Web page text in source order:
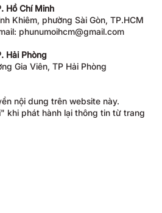
Hồ Chí Minh
Khiêm, phường Sài Gòn, TP.HCM
phunumoihcm@gmail.com
Hải Phòng
Gia Viên, TP Hải Phòng
nội dung trên website này.
khi phát hành lại thông tin từ trang